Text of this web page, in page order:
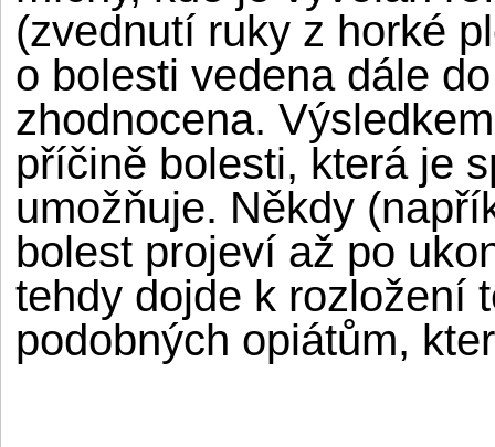
(zvednutí ruky z horké
o bolesti vedena dále
zhodnocena.
příčině bolesti, která je
umožňuje. Někdy
bolest projeví až po
tehdy dojde k rozložení
podobných opiátům,